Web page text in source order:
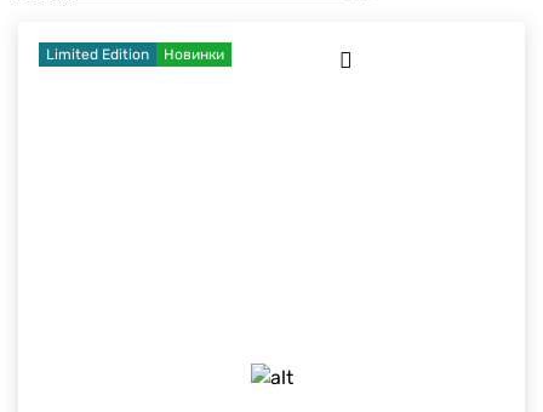
Limited Edition Новинки